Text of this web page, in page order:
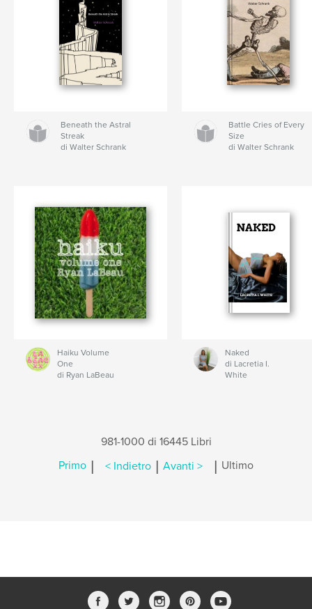
Beneath the Astral
Streak
di Walter Schrank
Battle Cries of Every
Size
di Walter Schrank
Haiku Volume
One
di Ryan LaBeau
Naked
di Lacretia I.
White
981-1000 di 16445 Libri
Primo | < Indietro | Avanti > | Ultimo